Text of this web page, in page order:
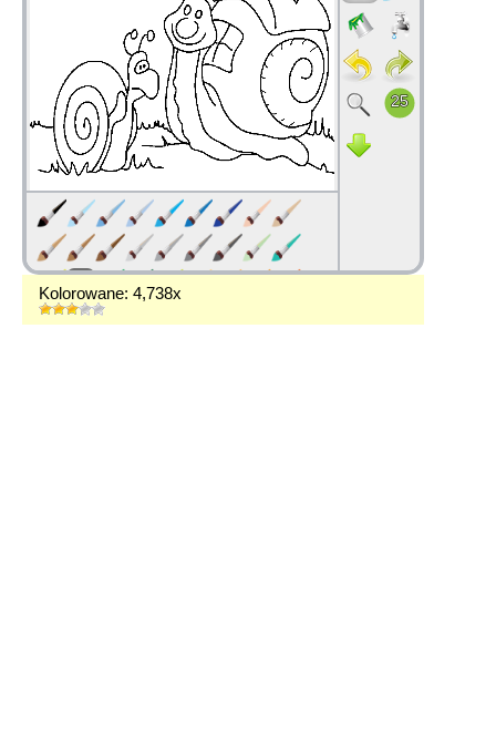
Kolorowane: 4,738x